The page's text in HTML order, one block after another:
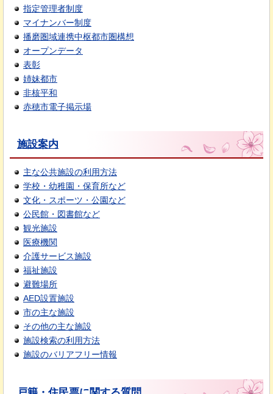
指定管理者制度
マイナンバー制度
播磨圏域連携中枢都市圏構想
オープンデータ
表彰
姉妹都市
非核平和
赤穂市電子掲示場
施設案内
主な公共施設の利用方法
学校・幼稚園・保育所など
文化・スポーツ・公園など
公民館・図書館など
観光施設
医療機関
介護サービス施設
福祉施設
避難場所
AED設置施設
市の主な施設
その他の主な施設
施設検索の利用方法
施設のバリアフリー情報